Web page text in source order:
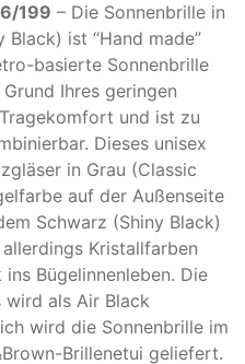
199 – Die Sonnenbrille in
ist “Hand made”
basierte Sonnenbrille
Ihres geringen
und ist zu
Dieses unisex
in Grau (Classic
auf der Außenseite
Schwarz (Shiny Black)
Kristallfarben
Bügelinnenleben. Die
wird als Air Black
wird die Sonnenbrille im
Brillenetui geliefert.